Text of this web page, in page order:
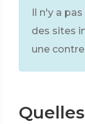
Il n'y a
des sites
une